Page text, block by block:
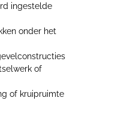
ingestelde
onder het
of
of kruipruimte